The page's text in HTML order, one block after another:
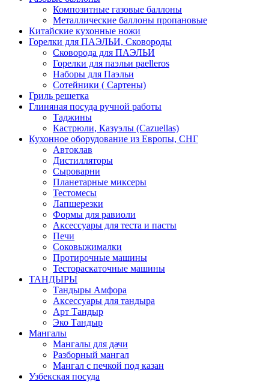
Композитные газовые баллоны
Металлические баллоны пропановые
Китайские кухонные ножи
Горелки для ПАЭЛЬИ, Сковороды
Сковорода для ПАЭЛЬИ
Горелки для паэльи paelleros
Наборы для Паэльи
Сотейники ( Сартены)
Гриль решетка
Глиняная посуда ручной работы
Таджины
Кастрюли, Казуэлы (Cazuellas)
Кухонное оборудование из Европы, СНГ
Автоклав
Дистилляторы
Сыроварни
Планетарные миксеры
Тестомесы
Лапшерезки
Формы для равиоли
Аксессуары для теста и пасты
Печи
Соковыжималки
Протирочные машины
Тестораскаточные машины
ТАНДЫРЫ
Тандыры Амфора
Аксессуары для тандыра
Арт Тандыр
Эко Тандыр
Мангалы
Мангалы для дачи
Разборный мангал
Мангал с печкой под казан
Узбекская посуда